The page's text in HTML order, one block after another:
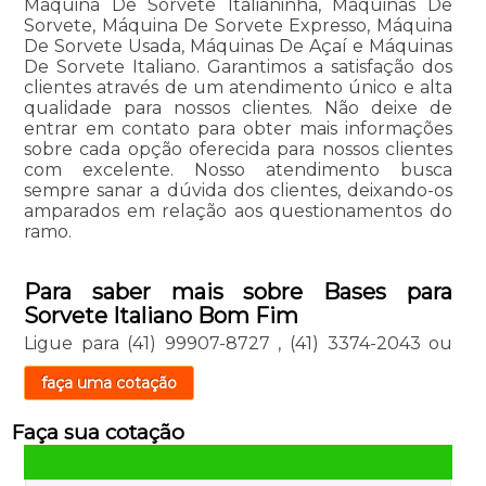
Máquina De Sorvete Italianinha, Máquinas De
Sorvete, Máquina De Sorvete Expresso, Máquina
De Sorvete Usada, Máquinas De Açaí e Máquinas
De Sorvete Italiano. Garantimos a satisfação dos
clientes através de um atendimento único e alta
qualidade para nossos clientes. Não deixe de
entrar em contato para obter mais informações
sobre cada opção oferecida para nossos clientes
com excelente. Nosso atendimento busca
sempre sanar a dúvida dos clientes, deixando-os
amparados em relação aos questionamentos do
ramo.
Para saber mais sobre Bases para
Sorvete Italiano Bom Fim
Ligue para (41) 99907-8727 , (41) 3374-2043 ou
faça uma cotação
Faça sua cotação